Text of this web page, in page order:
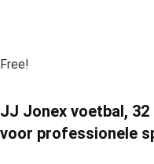
Free!
JJ Jonex voetbal,
voor professionele